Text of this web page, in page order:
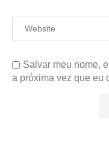
Salvar meu nome,
a próxima vez que eu